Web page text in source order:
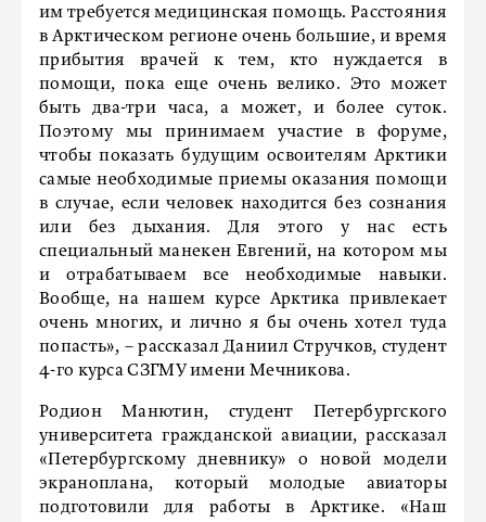
им требуется медицинская помощь. Расстояния
в Арктическом регионе очень большие, и время
прибытия врачей к тем, кто нуждается в
помощи, пока еще очень велико. Это может
быть два-три часа, а может, и более суток.
Поэтому мы принимаем участие в форуме,
чтобы показать будущим освоителям Арктики
самые необходимые приемы оказания помощи
в случае, если человек находится без сознания
или без дыхания. Для этого у нас есть
специальный манекен Евгений, на котором мы
и отрабатываем все необходимые навыки.
Вообще, на нашем курсе Арктика привлекает
очень многих, и лично я бы очень хотел туда
попасть», – рассказал Даниил Стручков, студент
4-го курса СЗГМУ имени Мечникова.
Родион Манютин, студент Петербургского
университета гражданской авиации, рассказал
«Петербургскому дневнику» о новой модели
экраноплана, который молодые авиаторы
подготовили для работы в Арктике. «Наш